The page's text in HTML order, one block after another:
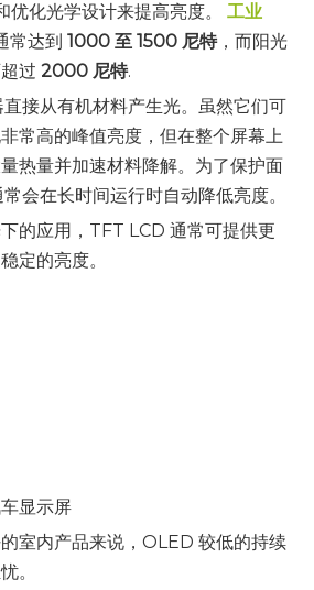
优化光学设计来提高亮度。 工业
常达到 1000 至 1500 尼特，而阳光
过 2000 尼特.
接从有机材料产生光。虽然它们可
常高的峰值亮度，但在整个屏幕上
热量并加速材料降解。为了保护面
会在长时间运行时自动降低亮度。
的应用，TFT LCD 通常可提供更
定的亮度。
显示屏
室内产品来说，OLED 较低的持续
。